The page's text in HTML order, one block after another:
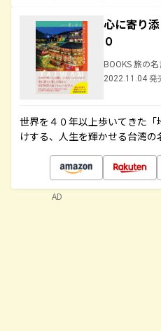
心に寄り
０
BOOKS 旅の
2022.11.04 発
世界を４０年以上歩いてきた
けする、人生を輝かせる台湾
AD